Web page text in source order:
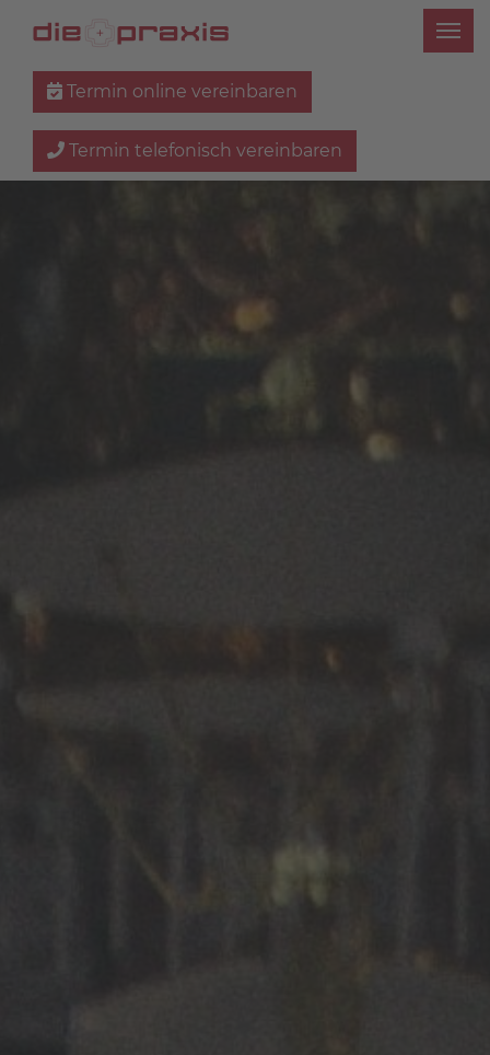
Termin online vereinbaren
Termin telefonisch vereinbaren